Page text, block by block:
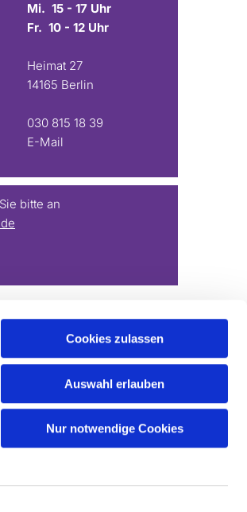
Cookies zulassen
Auswahl erlauben
Nur notwendige Cookies
Mi. 15 - 17 Uhr
Fr. 10 - 12 Uhr
Heimat 27
14165 Berlin
030 815 18 39
E-Mail
bitte an